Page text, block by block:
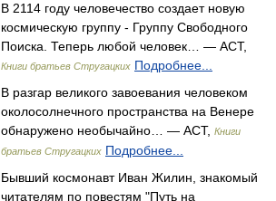
В 2114 году человечество создает новую
космическую группу - Группу Свободного
Поиска. Теперь любой человек… — АСТ,
Книги братьев Стругацких Подробнее...
В разгар великого завоевания человеком
околосолнечного пространства на Венере
обнаружено необычайно… — АСТ, Книги
братьев Стругацких Подробнее...
Бывший космонавт Иван Жилин, знакомый
читателям по повестям "Путь на